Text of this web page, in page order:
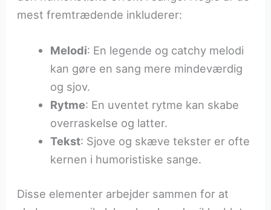
mest fremtrædende inkluderer:
Melodi: En legende og catchy melodi
kan gøre en sang mere mindeværdig
og sjov.
Rytme: En uventet rytme kan skabe
overraskelse og latter.
Tekst: Sjove og skæve tekster er ofte
kernen i humoristiske sange.
Disse elementer arbejder sammen for at